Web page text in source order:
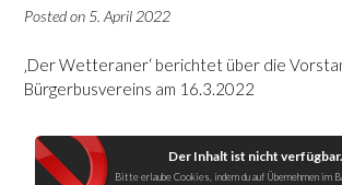
Posted on 5. April 2022
‚Der Wetteraner‘ berichtet über die
Bürgerbusvereins am 16.3.2022
Der Inhalt ist nicht verfügbar.
Bitte erlaube Cookies, indem du auf Übernehmen im